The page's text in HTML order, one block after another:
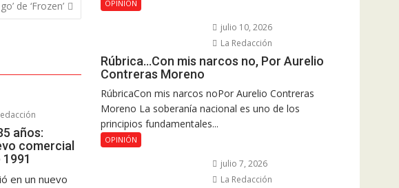
de ‘Frozen’
años:
comercial
en un nuevo
OPINIÓN
julio 10, 2026
La Redacción
Rúbrica…Con mis narcos no, Por Aurelio
Contreras Moreno
RúbricaCon mis narcos noPor Aurelio Contreras
Moreno La soberanía nacional es uno de los
principios fundamentales...
OPINIÓN
julio 7, 2026
La Redacción